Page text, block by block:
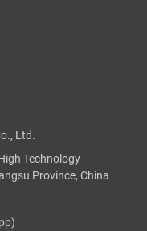
Ltd.
Technology
Province, China